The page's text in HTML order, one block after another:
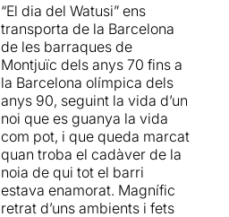
supervivència era prioritària
i, sense que ell ho decidís,
s’endinsa en la BCN més
dura i descarnada. En
ambients de precarietat és
necessari tenir figures
mítiques que els allunyin de
tot allò. Va ser el Watusi qui
va anar acompanyant durant
tota la vida al protagonista
d’aquesta història, un
Guillem Balartque hi deixa
immens i incommensurable
Enric Auquer, que amb
aquesta interpretació, la de
l'arribista Fernando
Atienza, s'ha guanyat la
meva més absoluta
admiració.
El que fa l'Enric Auquer és
únic, estratosfèric,
prodigiós, històric.
LITERALMENT, ho dona tot
“El dia del Watusi” ens
transporta de la Barcelona
de les barraques de
Montjuïc dels anys 70 fins a
la Barcelona olímpica dels
anys 90, seguint la vida d’un
noi que es guanya la vida
com pot, i que queda marcat
quan troba el cadàver de la
noia de qui tot el barri
estava enamorat. Magnífic
retrat d’uns ambients i fets